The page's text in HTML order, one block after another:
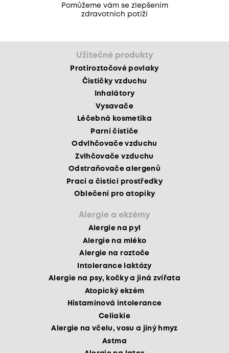
Pomůžeme vám se zlepšením
zdravotních potíží
Užitečné produkty
Protiroztočové povlaky
Čističky vzduchu
Inhalátory
Vysavače
Léčebná kosmetika
Parní čističe
Odvlhčovače vzduchu
Zvlhčovače vzduchu
Odstraňovače alergenů
Prací a čisticí prostředky
Oblečení pro atopiky
Alergie a ekzémy
Alergie na pyl
Alergie na mléko
Alergie na roztoče
Intolerance laktózy
Alergie na psy, kočky a jiná zvířata
Atopický ekzém
Histaminová intolerance
Celiakie
Alergie na včelu, vosu a jiný hmyz
Astma